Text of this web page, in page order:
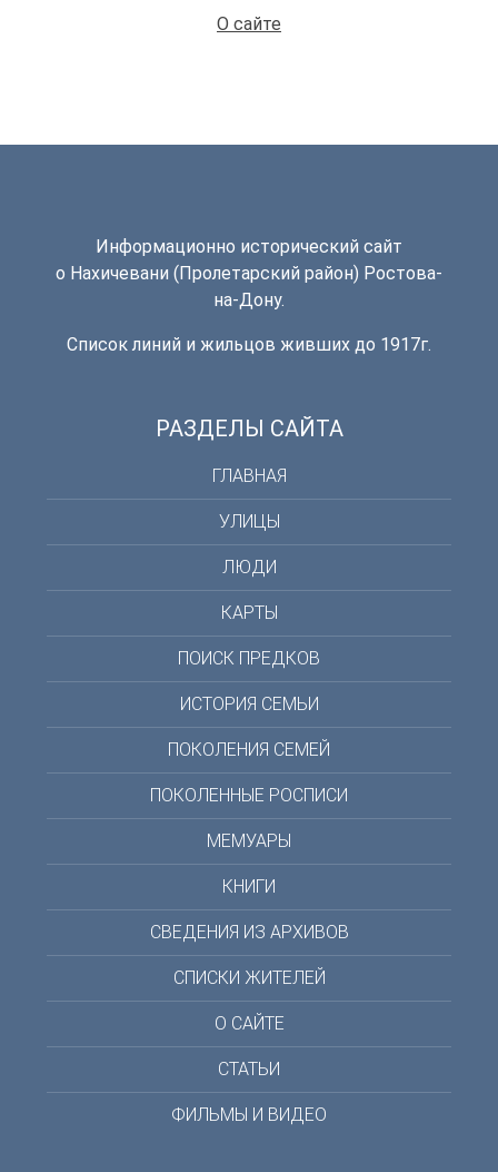
О сайте
Информационно исторический сайт
о Нахичевани (Пролетарский район) Ростова-
на-Дону.
Список линий и жильцов живших до 1917г.
РАЗДЕЛЫ САЙТА
ГЛАВНАЯ
УЛИЦЫ
ЛЮДИ
КАРТЫ
ПОИСК ПРЕДКОВ
ИСТОРИЯ СЕМЬИ
ПОКОЛЕНИЯ СЕМЕЙ
ПОКОЛЕННЫЕ РОСПИСИ
МЕМУАРЫ
КНИГИ
СВЕДЕНИЯ ИЗ АРХИВОВ
СПИСКИ ЖИТЕЛЕЙ
О САЙТЕ
СТАТЬИ
ФИЛЬМЫ И ВИДЕО